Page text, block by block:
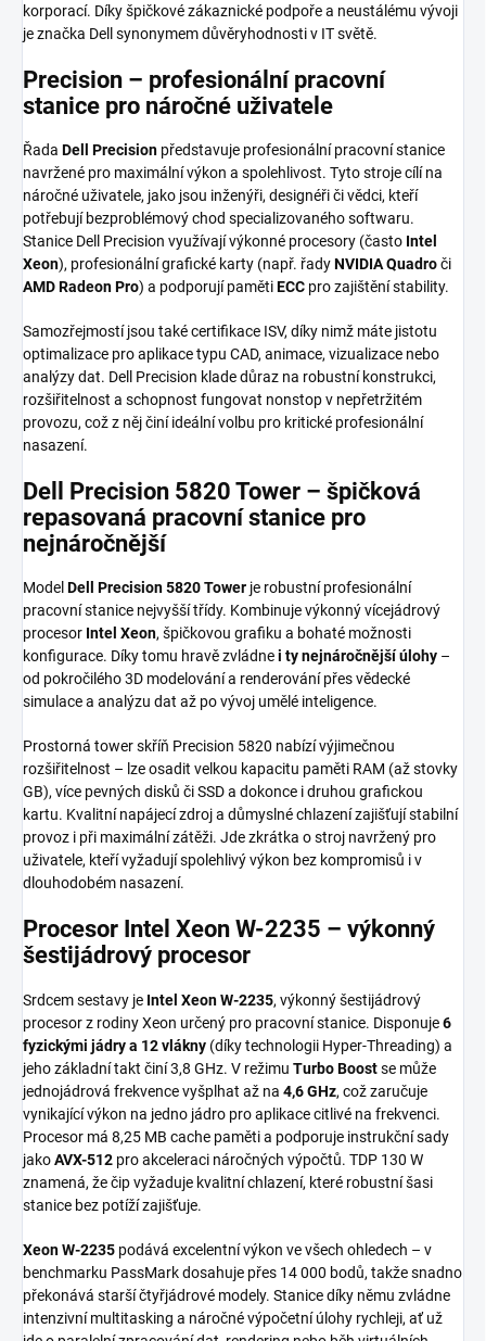
korporací. Díky špičkové zákaznické podpoře a neustálému vývoji
je značka Dell synonymem důvěryhodnosti v IT světě.
Precision – profesionální pracovní
stanice pro náročné uživatele
Řada Dell Precision představuje profesionální pracovní stanice
navržené pro maximální výkon a spolehlivost. Tyto stroje cílí na
náročné uživatele, jako jsou inženýři, designéři či vědci, kteří
potřebují bezproblémový chod specializovaného softwaru.
Stanice Dell Precision využívají výkonné procesory (často Intel
Xeon), profesionální grafické karty (např. řadyNVIDIA Quadroči
AMD Radeon Pro) a podporují pamětiECC pro zajištění stability.
Samozřejmostí jsou také certifikace ISV, díky nimž máte jistotu
optimalizace pro aplikace typu CAD, animace, vizualizace nebo
analýzy dat. Dell Precision klade důraz na robustní konstrukci,
rozšiřitelnost a schopnost fungovat nonstop v nepřetržitém
provozu, což z něj činí ideální volbu pro kritické profesionální
nasazení.
Dell Precision 5820 Tower – špičková
repasovaná pracovní stanice pro
nejnáročnější
Model Dell Precision 5820 Tower je robustní profesionální
pracovní stanice nejvyšší třídy. Kombinuje výkonný vícejádrový
procesor Intel Xeon, špičkovou grafiku a bohaté možnosti
konfigurace. Díky tomu hravě zvládnei ty nejnáročnější úlohy –
od pokročilého 3D modelování a renderování přes vědecké
simulace a analýzu dat až po vývoj umělé inteligence.
Prostorná tower skříň Precision 5820 nabízí výjimečnou
rozšiřitelnost – lze osadit velkou kapacitu paměti RAM (až stovky
GB), více pevných disků či SSD a dokonce i druhou grafickou
kartu. Kvalitní napájecí zdroj a důmyslné chlazení zajišťují stabilní
provoz i při maximální zátěži. Jde zkrátka o stroj navržený pro
uživatele, kteří vyžadují spolehlivý výkon bez kompromisů i v
dlouhodobém nasazení.
Procesor Intel Xeon W-2235 – výkonný
šestijádrový procesor
Srdcem sestavy je Intel Xeon W-2235, výkonný šestijádrový
procesor z rodiny Xeon určený pro pracovní stanice. Disponuje6
fyzickými jádry a 12 vlákny (díky technologii Hyper-Threading) a
jeho základní takt činí 3,8 GHz. V režimu Turbo Boostse může
jednojádrová frekvence vyšplhat až na 4,6 GHz, což zaručuje
vynikající výkon na jedno jádro pro aplikace citlivé na frekvenci.
Procesor má 8,25 MB cache paměti a podporuje instrukční sady
jakoAVX-512 pro akceleraci náročných výpočtů. TDP 130 W
znamená, že čip vyžaduje kvalitní chlazení, které robustní šasi
stanice bez potíží zajišťuje.
Xeon W-2235 podává excelentní výkon ve všech ohledech – v
benchmarku PassMark dosahuje přes 14 000 bodů, takže snadno
překonává starší čtyřjádrové modely. Stanice díky němu zvládne
intenzivní multitasking a náročné výpočetní úlohy rychleji, ať už